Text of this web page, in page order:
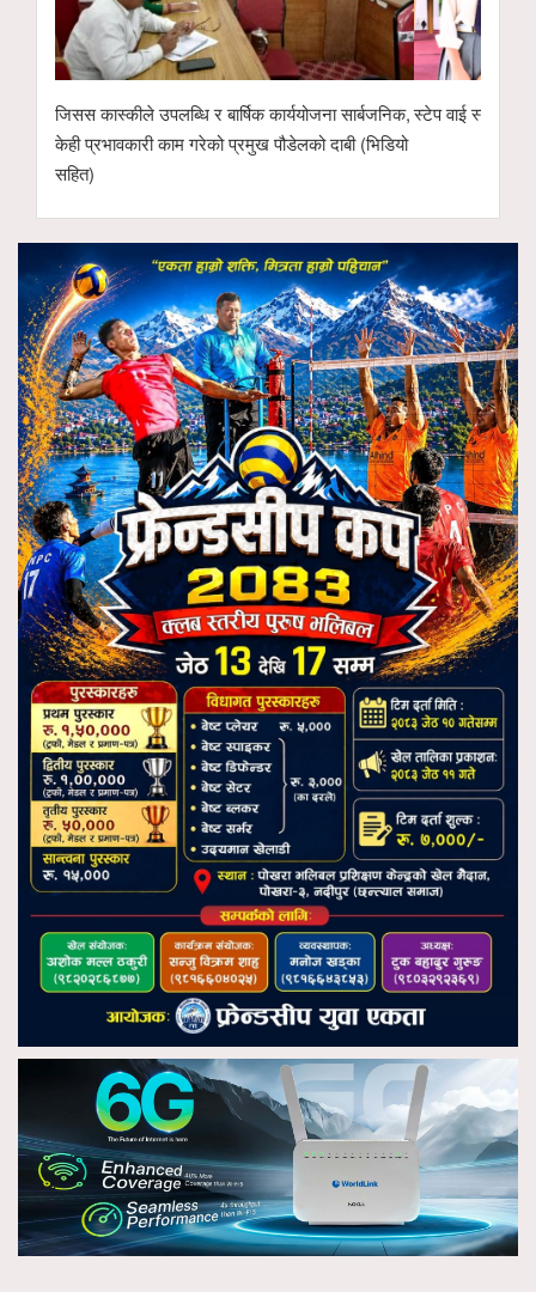
जिसस कास्कीले उपलब्धि र बार्षिक कार्ययोजना सार्बजनिक,
केही प्रभावकारी काम गरेको प्रमुख पौडेलको दाबी (भिडियो
सहित)
स्टेप वाई स्टेप